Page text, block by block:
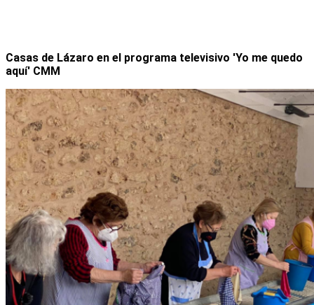
Casas de Lázaro en el programa televisivo 'Yo me quedo
aquí' CMM